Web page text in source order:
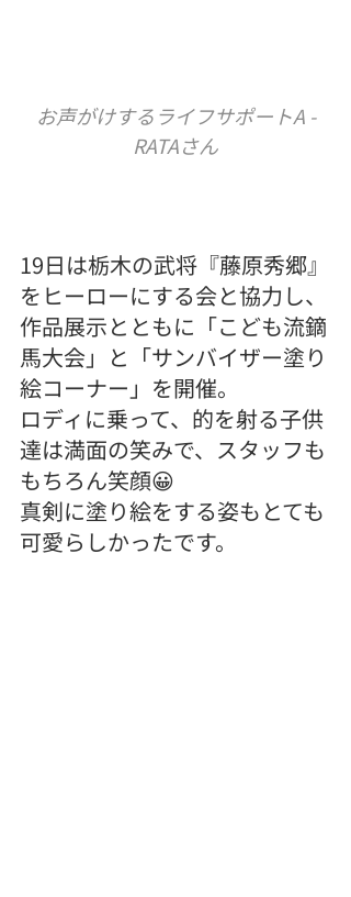
お声がけするライフサポートA -
RATAさん
19日は栃木の武将『藤原秀郷』
をヒーローにする会と協力し、
作品展示とともに「こども流鏑
馬大会」と「サンバイザー塗り
絵コーナー」を開催。
ロディに乗って、的を射る子供
達は満面の笑みで、スタッフも
もちろん笑顔😀
真剣に塗り絵をする姿もとても
可愛らしかったです。